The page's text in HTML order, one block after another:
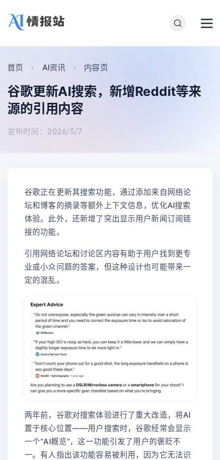
首页 AI资讯 内容页
谷歌更新AI搜索，新增Reddit等来
源的引用内容
发布时间：2026/5/7
谷歌正在更新其搜索功能，通过添加来自网络论
坛和博客的摘录等额外上下文信息，优化AI搜索
体验。此外，还新增了突出显示用户新闻订阅链
接的功能。
引用网络论坛和讨论区内容有助于用户找到更专
业或小众问题的答案，但这种设计也可能带来一
定的混乱。
两年前，谷歌对搜索体验进行了重大改造，将AI
置于核心位置——用户搜索时，谷歌经常会显示
一个“AI概览”，这一功能引发了用户的褒贬不
一。有人指出该功能容易被利用，因为它无法识